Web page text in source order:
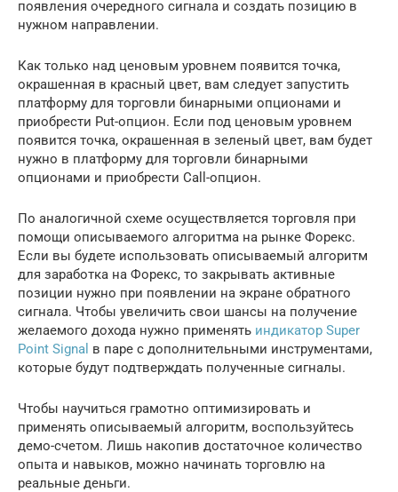
появления очередного сигнала и создать позицию в
нужном направлении.
Как только над ценовым уровнем появится точка,
окрашенная в красный цвет, вам следует запустить
платформу для торговли бинарными опционами и
приобрести Put-опцион. Если под ценовым уровнем
появится точка, окрашенная в зеленый цвет, вам будет
нужно в платформу для торговли бинарными
опционами и приобрести Call-опцион.
По аналогичной схеме осуществляется торговля при
помощи описываемого алгоритма на рынке Форекс.
Если вы будете использовать описываемый алгоритм
для заработка на Форекс, то закрывать активные
позиции нужно при появлении на экране обратного
сигнала. Чтобы увеличить свои шансы на получение
желаемого дохода нужно применять индикатор Super
Point Signal в паре с дополнительными инструментами,
которые будут подтверждать полученные сигналы.
Чтобы научиться грамотно оптимизировать и
применять описываемый алгоритм, воспользуйтесь
демо-счетом. Лишь накопив достаточное количество
опыта и навыков, можно начинать торговлю на
реальные деньги.